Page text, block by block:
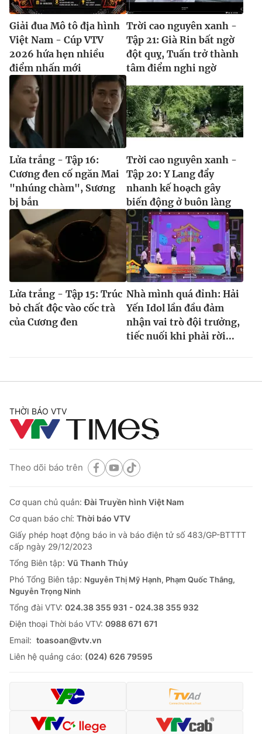
Giải đua Mô tô địa hình
Việt Nam - Cúp VTV
2026 hứa hẹn nhiều
điểm nhấn mới
Trời cao nguyên xanh -
Tập 21: Già Rin bất ngờ
đột quỵ, Tuấn trở thành
tâm điểm nghi ngờ
Lửa trắng - Tập 16:
Cương đen cố ngăn Mai
"nhúng chàm", Sương
bị bắn
Trời cao nguyên xanh -
Tập 20: Y Lang đẩy
nhanh kế hoạch gây
biến động ở buôn làng
Lửa trắng - Tập 15: Trúc
bỏ chất độc vào cốc trà
của Cương đen
Nhà mình quá đỉnh: Hải
Yến Idol lần đầu đảm
nhận vai trò đội trưởng,
tiếc nuối khi phải rời...
THỜI BÁO VTV
Theo dõi báo trên
Cơ quan chủ quản:Đài Truyền hình Việt Nam
Cơ quan báo chí: Thời báo VTV
Giấy phép hoạt động báo in và báo điện tử số 483/GP-BTTTT
cấp ngày 29/12/2023
Tổng Biên tập: Vũ Thanh Thủy
Phó Tổng Biên tập: Nguyễn Thị Mỹ Hạnh, Phạm Quốc Thắng,
Nguyễn Trọng Ninh
Tổng đài VTV: 024.38 355 931 - 024.38 355 932
Ðiện thoại Thời báo VTV: 0988 671 671
Email: toasoan@vtv.vn
Liên hệ quảng cáo: (024) 626 79595